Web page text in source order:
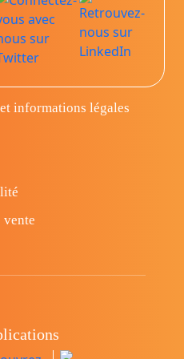
informations légales
vente